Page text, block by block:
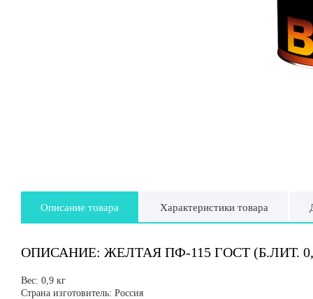
Описание товара Характеристики товара
ОПИСАНИЕ: ЖЕЛТАЯ ПФ-115 ГОСТ (Б.ЛИТ.
Вес: 0,9 кг
Страна изготовитель: Россия